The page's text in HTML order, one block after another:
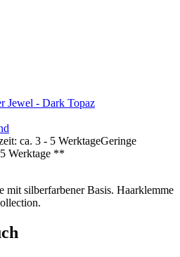
Jewel - Dark Topaz
Geringe
Werktage **
mit silberfarbener Basis. Haarklemme